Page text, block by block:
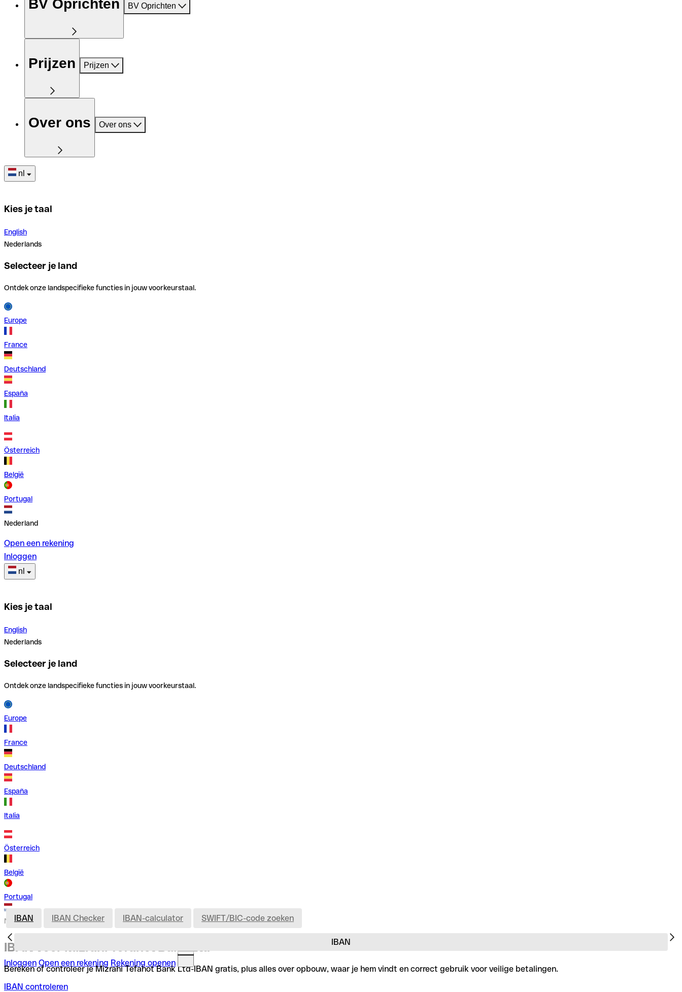
BV Oprichten BV Oprichten
Prijzen Prijzen
Over ons Over ons
nl
Kies je taal
English
Nederlands
Selecteer je land
Ontdek onze landspecifieke functies in jouw voorkeurstaal.
Europe
France
Deutschland
España
Italia
Österreich
België
Portugal
Nederland
Open een rekening
Inloggen
nl
Kies je taal
English
Nederlands
Selecteer je land
Ontdek onze landspecifieke functies in jouw voorkeurstaal.
Europe
France
Deutschland
España
Italia
Österreich
België
Portugal
Nederland
Inloggen Open een rekening Rekening openen
IBAN
IBAN IBAN Checker IBAN-calculator SWIFT/BIC-code zoeken
IBAN voor Mizrahi Tefahot Bank Ltd
Bereken of controleer je Mizrahi Tefahot Bank Ltd-IBAN gratis, plus alles over opbouw, waar je hem vindt en correct gebruik voor veilige betalingen.
IBAN controleren